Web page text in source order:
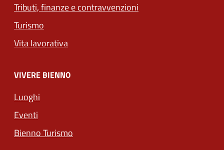
Tributi, finanze e contravvenzioni
Turismo
Vita lavorativa
VIVERE BIENNO
Luoghi
Eventi
Bienno Turismo